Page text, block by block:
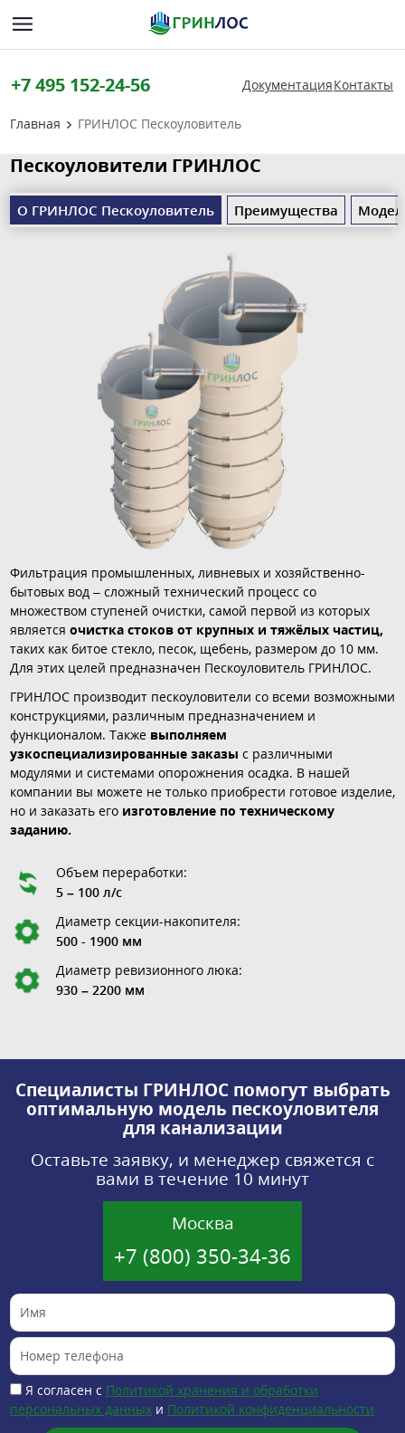
+7 495 152-24-56 ДокументацияКонтакты
Главная ГРИНЛОС Пескоуловитель
Пескоуловители ГРИНЛОС
О ГРИНЛОС Пескоуловитель Преимущества
Фильтрация промышленных, ливневых и хозяйственно-
бытовых вод – сложный технический процесс со
множеством ступеней очистки, самой первой из которых
является очистка стоков от крупных и тяжёлых частиц,
таких как битое стекло, песок, щебень, размером до 10 мм.
Для этих целей предназначен Пескоуловитель ГРИНЛОС.
ГРИНЛОС производит пескоуловители со всеми возможными
конструкциями, различным предназначением и
функционалом. Также выполняем
узкоспециализированные заказы с различными
модулями и системами опорожнения осадка. В нашей
компании вы можете не только приобрести готовое изделие,
но и заказать его изготовление по техническому
заданию.
Объем переработки:
5 – 100 л/с
Диаметр секции-накопителя:
500 - 1900 мм
Диаметр ревизионного люка:
930 – 2200 мм
Специалисты ГРИНЛОС помогут выбрать
оптимальную модель пескоуловителя
для канализации
Оставьте заявку, и менеджер свяжется с
вами в течение 10 минут
Москва
+7 (800) 350-34-36
Я согласен с Политикой хранения и обработки
персональных данных и Политикой конфиденциальности